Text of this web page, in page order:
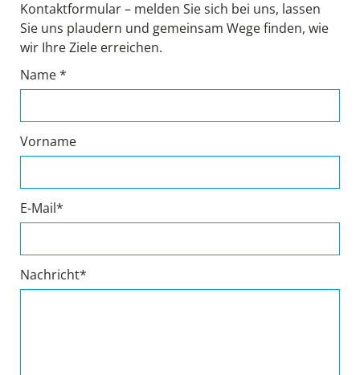
Kontaktformular – melden Sie sich bei uns, lassen
Sie uns plaudern und gemeinsam Wege finden, wie
wir Ihre Ziele erreichen.
Name *
Vorname
E-Mail*
Nachricht*